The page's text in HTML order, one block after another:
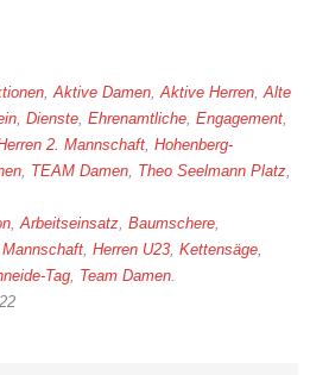
,Aktive Damen,Aktive Herren,Alte
, Dienste, Ehrenamtliche, Engagement,
2. Mannschaft, Hohenberg-
, TEAM Damen, Theo Seelmann Platz,
,Arbeitseinsatz, Baumschere,
, Herren U23, Kettensäge,
Tag, Team Damen.